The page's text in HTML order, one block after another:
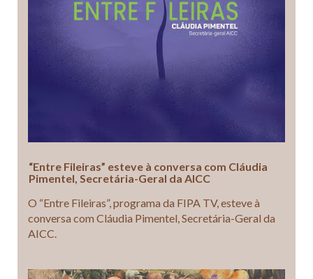
“Entre Fileiras” esteve à conversa com Cláudia
Pimentel, Secretária-Geral da AICC
O “Entre Fileiras”, programa da FIPA TV, esteve à
conversa com Cláudia Pimentel, Secretária-Geral da
AICC.